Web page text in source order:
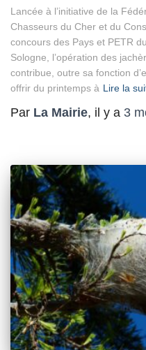
Lancée à l’initiative de la
Chasseurs du Cher et du
concours des Pays et PETR
Sologne, l’opération des
contribue, outre sa fonction
offrir du printemps à Lire la
Par La Mairie, il y a 3